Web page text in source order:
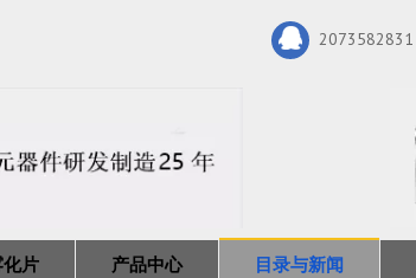
2073582831
片 产品中心 目录与新闻